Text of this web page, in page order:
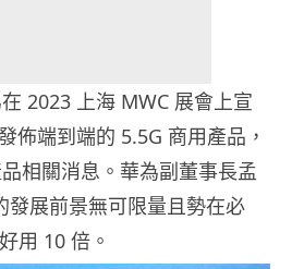
2023 上海 MWC 展會上宣
佈端到端的 5.5G 商用產品，
相關消息。華為副董事長孟
發展前景無可限量且勢在必
用 10 倍。